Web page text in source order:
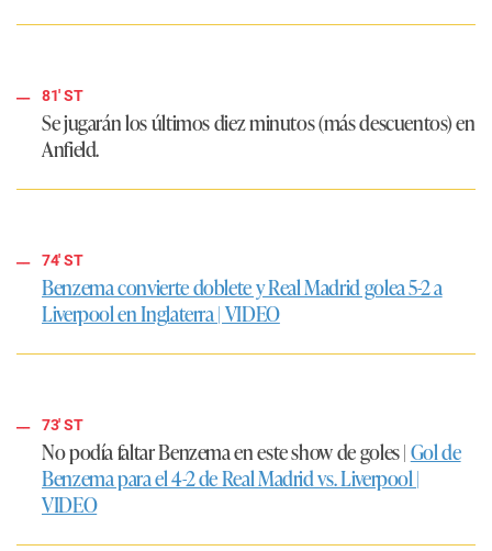
81' ST
Se jugarán los últimos diez minutos (más descuentos) en
Anfield.
74' ST
Benzema convierte doblete y Real Madrid golea 5-2 a
Liverpool en Inglaterra | VIDEO
73' ST
No podía faltar Benzema en este show de goles |Gol de
Benzema para el 4-2 de Real Madrid vs. Liverpool |
VIDEO